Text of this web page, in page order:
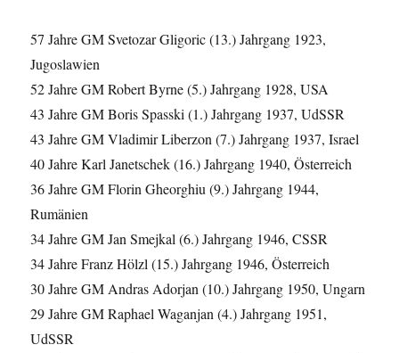
57 Jahre GM Svetozar Gligoric (13.) Jahrgang 1923,
Jugoslawien
52 Jahre GM Robert Byrne (5.) Jahrgang 1928, USA
43 Jahre GM Boris Spasski (1.) Jahrgang 1937, UdSSR
43 Jahre GM Vladimir Liberzon (7.) Jahrgang 1937, Israel
40 Jahre Karl Janetschek (16.) Jahrgang 1940, Österreich
36 Jahre GM Florin Gheorghiu (9.) Jahrgang 1944,
Rumänien
34 Jahre GM Jan Smejkal (6.) Jahrgang 1946, CSSR
34 Jahre Franz Hölzl (15.) Jahrgang 1946, Österreich
30 Jahre GM Andras Adorjan (10.) Jahrgang 1950, Ungarn
29 Jahre GM Raphael Waganjan (4.) Jahrgang 1951,
UdSSR